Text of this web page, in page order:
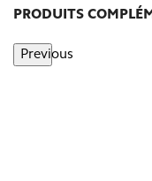
PRODUITS
Previous